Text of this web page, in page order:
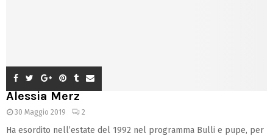
Alessia Merz
30 Maggio 2019 2
Ha esordito nell’estate del 1992 nel programma Bulli e pupe, per